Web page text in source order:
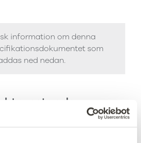
information om denna
som
ned nedan.